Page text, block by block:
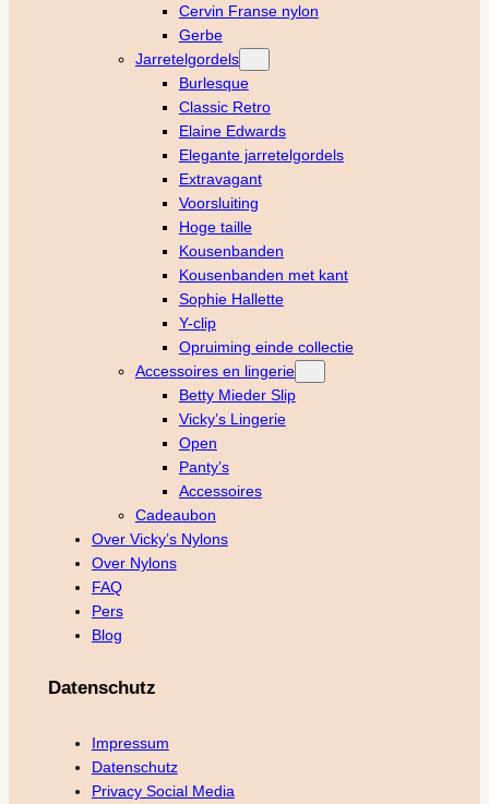
Cervin Franse nylon
Gerbe
Jarretelgordels
Burlesque
Classic Retro
Elaine Edwards
Elegante jarretelgordels
Extravagant
Voorsluiting
Hoge taille
Kousenbanden
Kousenbanden met kant
Sophie Hallette
Y-clip
Opruiming einde collectie
Accessoires en lingerie
Betty Mieder Slip
Vicky’s Lingerie
Open
Panty’s
Accessoires
Cadeaubon
Over Vicky’s Nylons
Over Nylons
FAQ
Pers
Blog
Datenschutz
Impressum
Datenschutz
Privacy Social Media